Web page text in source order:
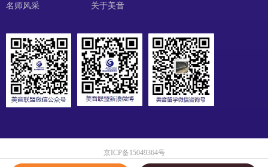
名师风采 关于美音
京ICP备15049364号